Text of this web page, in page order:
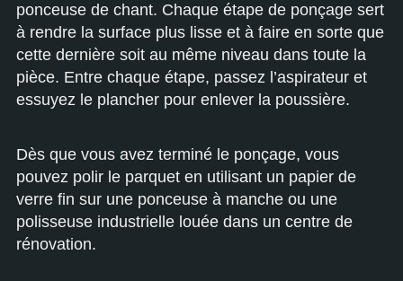
ponceuse de chant. Chaque étape de ponçage sert
à rendre la surface plus lisse et à faire en sorte que
cette dernière soit au même niveau dans toute la
pièce. Entre chaque étape, passez l’aspirateur et
essuyez le plancher pour enlever la poussière.
Dès que vous avez terminé le ponçage, vous
pouvez polir le parquet en utilisant un papier de
verre fin sur une ponceuse à manche ou une
polisseuse industrielle louée dans un centre de
rénovation.